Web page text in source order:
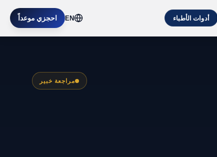
أدوات الأطباء EN احجزي موعداً
مراجعة خبير